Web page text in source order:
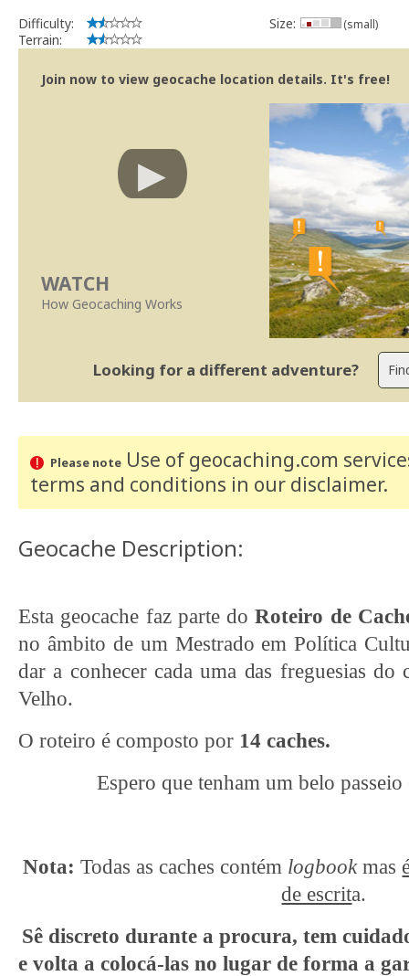
Difficulty:
Terrain:
Size: (small)
Join now to view geocache location details. It's free!
WATCH
How Geocaching Works
Looking for a different adventure?
Please noteUse of geocaching.com
terms and conditions in our disclaimer.
Geocache Description:
Esta geocache faz parte doRoteiro de
no âmbito de um Mestrado em Política
dar a conhecer cada uma das freguesias
Velho.
O roteiro é composto por 14 caches.
Espero que tenham um belo passeio
Nota: Todas as caches contém logbookmas
de escrita.
Sê discreto durante a procura, tem
e volta a colocá-las no lugar de forma a